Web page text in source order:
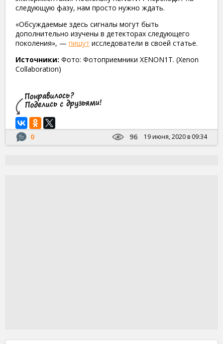
следующую фазу, нам просто нужно ждать.
«Обсуждаемые здесь сигналы могут быть
дополнительно изучены в детекторах следующего
поколения», — пишут исследователи в своей статье.
Источники: Фото: Фотоприемники XENON1T. (Xenon
Collaboration)
0 96 19 июня, 2020 в 09:34